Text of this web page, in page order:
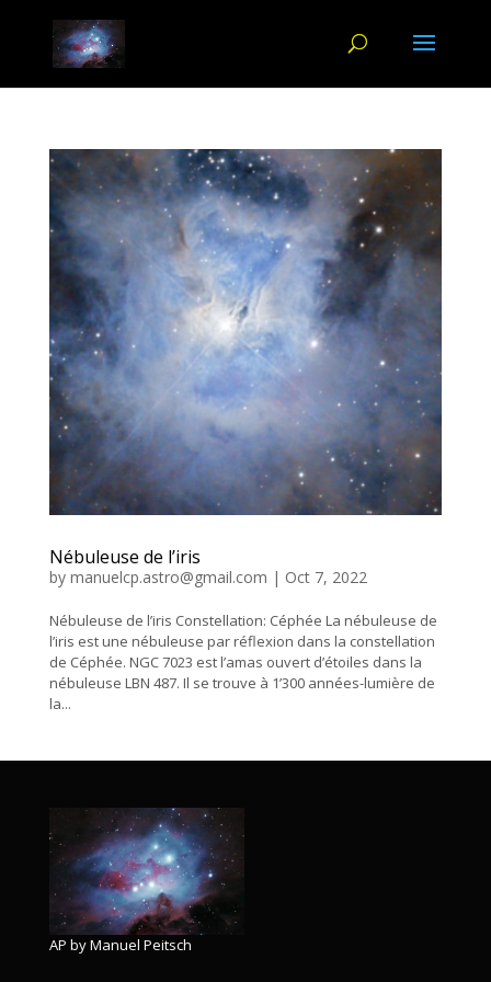
Nébuleuse de l’iris
by manuelcp.astro@gmail.com | Oct 7, 2022
Nébuleuse de l’iris Constellation: Céphée La nébuleuse de
l’iris est une nébuleuse par réflexion dans la constellation
de Céphée. NGC 7023 est l’amas ouvert d’étoiles dans la
nébuleuse LBN 487. Il se trouve à 1’300 années-lumière de
la...
AP by Manuel Peitsch